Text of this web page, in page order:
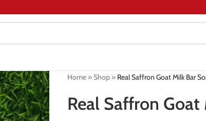
Home»Shop» Real Saffron Goat Milk Bar
Real Saffron